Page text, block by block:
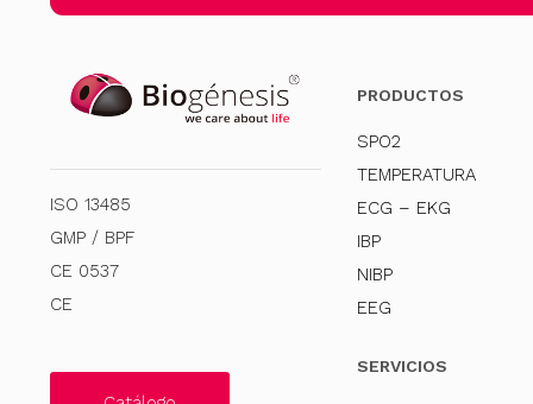
ISO 13485
GMP / BPF
CE 0537
CE
PRODUCTOS
SPO2
TEMPERATURA
ECG – EKG
IBP
NIBP
EEG
SERVICIOS